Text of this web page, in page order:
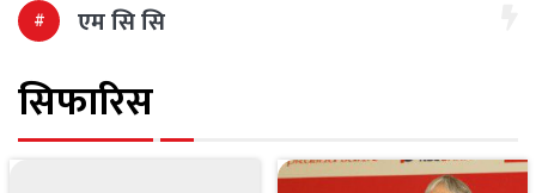
एम सि सि
सिफारिस